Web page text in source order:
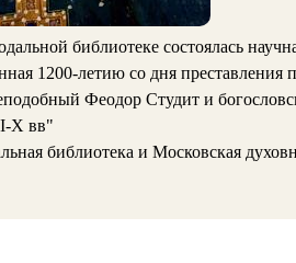
библиотеке состоялась
1200-летию со дня преставления
Феодор Студит и
X вв"
библиотека и Московская